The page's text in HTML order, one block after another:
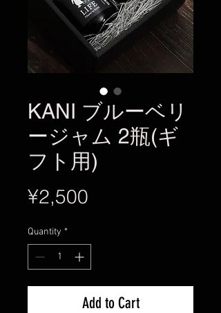
KANI ブルーベリ
ージャム 2瓶(ギ
フト用)
¥2,500
Quantity *
Add to Cart